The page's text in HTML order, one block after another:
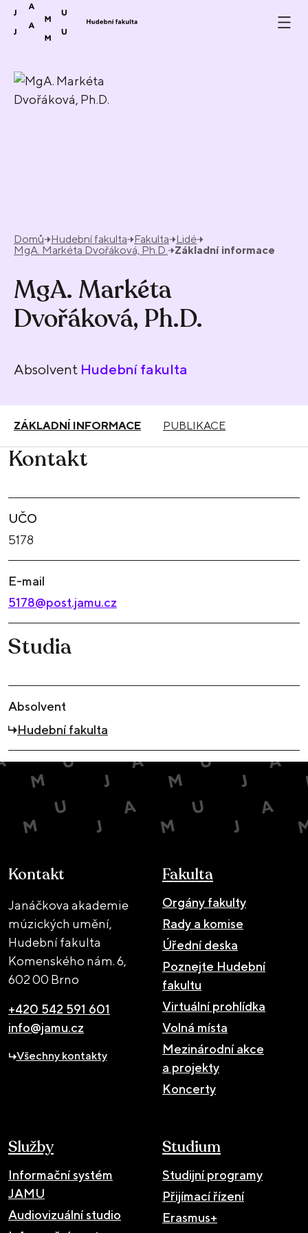
Přeskočit na obsah
Domů Hudební fakulta Fakulta
Lidé
MgA. Markéta Dvořáková, Ph.D.
Základní informace
MgA. Markéta
Dvořáková, Ph.D.
Absolvent Hudební fakulta
ZÁKLADNÍ INFORMACE PUBLIKACE
Kontakt
UČO
5178
E-mail
5178@post.jamu.cz
Studia
Absolvent
Hudební fakulta
Kontakt
Janáčkova akademie
múzických umění,
Hudební fakulta
Komenského nám. 6,
602 00 Brno
+420 542 591 601
info@jamu.cz
Všechny kontakty
Fakulta
Orgány fakulty
Rady a komise
Úřední deska
Poznejte Hudební
fakultu
Virtuální prohlídka
Volná místa
Mezinárodní akce
a projekty
Koncerty
Služby
Informační systém
JAMU
Audiovizuální studio
Studium
Studijní programy
Přijímací řízení
Erasmus+